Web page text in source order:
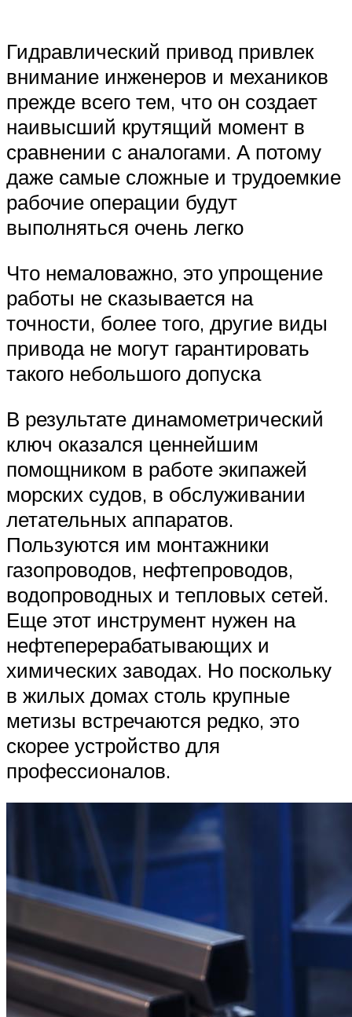
Гидравлический привод привлек
внимание инженеров и механиков
прежде всего тем, что он создает
наивысший крутящий момент в
сравнении с аналогами. А потому
даже самые сложные и трудоемкие
рабочие операции будут
выполняться очень легко
Что немаловажно, это упрощение
работы не сказывается на
точности, более того, другие виды
привода не могут гарантировать
такого небольшого допуска
В результате динамометрический
ключ оказался ценнейшим
помощником в работе экипажей
морских судов, в обслуживании
летательных аппаратов.
Пользуются им монтажники
газопроводов, нефтепроводов,
водопроводных и тепловых сетей.
Еще этот инструмент нужен на
нефтеперерабатывающих и
химических заводах. Но поскольку
в жилых домах столь крупные
метизы встречаются редко, это
скорее устройство для
профессионалов.